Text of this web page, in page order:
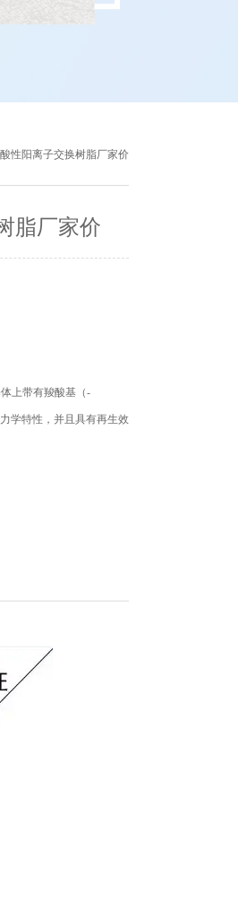
性阳离子交换树脂厂家价
脂厂家价
上带有羧酸基（-
学特性，并且具有再生效